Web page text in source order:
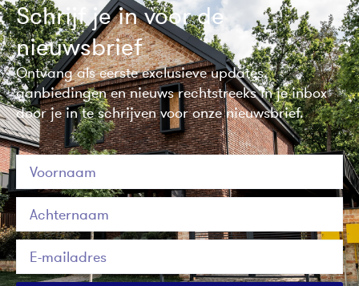
Schrijf je in voor de
nieuwsbrief
Ontvang als eerste exclusieve updates,
aanbiedingen en nieuws rechtstreeks in je inbox
door je in te schrijven voor onze nieuwsbrief.